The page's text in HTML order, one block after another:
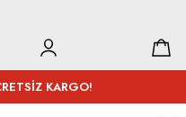
KARGO!